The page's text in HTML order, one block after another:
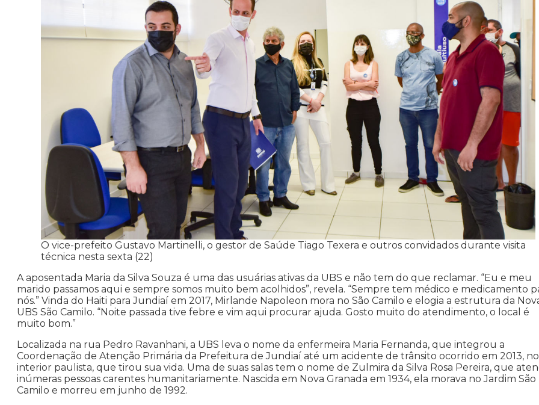
O vice-prefeito Gustavo Martinelli, o gestor de Saúde Tiago Texera e outros convidados durante visita
técnica nesta sexta (22)
A aposentada Maria da Silva Souza é uma das usuárias ativas da UBS e não tem do que reclamar. “Eu e meu
marido passamos aqui e sempre somos muito bem acolhidos”, revela. “Sempre tem médico e medicamento
nós.” Vinda do Haiti para Jundiaí em 2017, Mirlande Napoleon mora no São Camilo e elogia a estrutura da
UBS São Camilo. “Noite passada tive febre e vim aqui procurar ajuda. Gosto muito do atendimento, o local é
muito bom.”
Localizada na rua Pedro Ravanhani, a UBS leva o nome da enfermeira Maria Fernanda, que integrou a
Coordenação de Atenção Primária da Prefeitura de Jundiaí até um acidente de trânsito ocorrido em 2013, no
interior paulista, que tirou sua vida. Uma de suas salas tem o nome de Zulmira da Silva Rosa Pereira, que
inúmeras pessoas carentes humanitariamente. Nascida em Nova Granada em 1934, ela morava no Jardim São
Camilo e morreu em junho de 1992.